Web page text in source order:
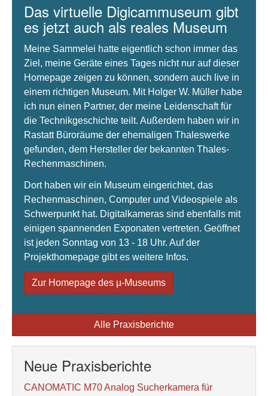
Das virtuelle Digicammuseum gibt
es jetzt auch als reales Museum
Meine Sammelei hatte eigentlich schon immer das
Ziel, meine Geräte eines Tages nicht nur auf dieser
Homepage zeigen zu können, sondern auch live in
einem richtigen Museum. Mit Holger W. Müller habe
ich nun einen Partner, der meine Leidenschaft für
die Technikgeschichte teilt. Außerdem haben wir in
Rastatt Büroräume der ehemaligen Thaleswerke
gefunden, dem Hersteller der bekannten Thales-
Rechenmaschinen.
Dort haben wir ein Museum eingerichtet, das
Rechenmaschinen, Computer und Videospiele als
Schwerpunkt hat. Digitalkameras sind ebenfalls mit
einigen spannenden Exponaten vertreten. Geöffnet
ist jeden Sonntag von 13 - 18 Uhr. Auf der
Projekthomepage gibt es weitere Infos.
Zur Homepage des µ-Museums
Alle Praxisberichte
Neue Praxisberichte
CANOMATIC M70 Analog Sucherkamera für